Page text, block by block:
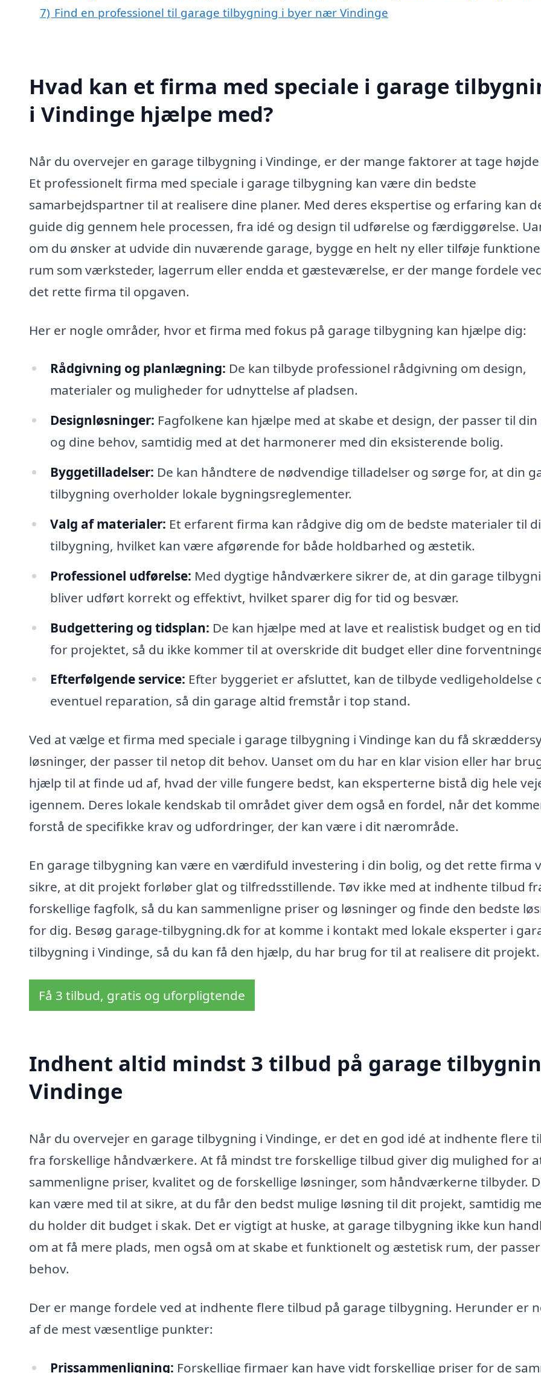
7) Find en professionel til garage tilbygning i byer nær Vindinge
Hvad kan et firma med speciale i garage
i Vindinge hjælpe med?
Når du overvejer en garage tilbygning i Vindinge, er der mange faktorer at tage højde
Et professionelt firma med speciale i garage tilbygning kan være din bedste
samarbejdspartner til at realisere dine planer. Med deres ekspertise og erfaring kan
guide dig gennem hele processen, fra idé og design til udførelse og færdiggørelse.
om du ønsker at udvide din nuværende garage, bygge en helt ny eller tilføje
rum som værksteder, lagerrum eller endda et gæsteværelse, er der mange fordele
det rette firma til opgaven.
Her er nogle områder, hvor et firma med fokus på garage tilbygning kan hjælpe dig:
Rådgivning og planlægning: De kan tilbyde professionel rådgivning om design,
materialer og muligheder for udnyttelse af pladsen.
Designløsninger: Fagfolkene kan hjælpe med at skabe et design, der passer til din
og dine behov, samtidig med at det harmonerer med din eksisterende bolig.
Byggetilladelser: De kan håndtere de nødvendige tilladelser og sørge for, at din
tilbygning overholder lokale bygningsreglementer.
Valg af materialer: Et erfarent firma kan rådgive dig om de bedste materialer til
tilbygning, hvilket kan være afgørende for både holdbarhed og æstetik.
Professionel udførelse: Med dygtige håndværkere sikrer de, at din garage
bliver udført korrekt og effektivt, hvilket sparer dig for tid og besvær.
Budgettering og tidsplan: De kan hjælpe med at lave et realistisk budget og en
for projektet, så du ikke kommer til at overskride dit budget eller dine
Efterfølgende service: Efter byggeriet er afsluttet, kan de tilbyde vedligeholdelse
eventuel reparation, så din garage altid fremstår i top stand.
Ved at vælge et firma med speciale i garage tilbygning i Vindinge kan du få
løsninger, der passer til netop dit behov. Uanset om du har en klar vision eller har
hjælp til at finde ud af, hvad der ville fungere bedst, kan eksperterne bistå dig hele
igennem. Deres lokale kendskab til området giver dem også en fordel, når det
forstå de specifikke krav og udfordringer, der kan være i dit nærområde.
En garage tilbygning kan være en værdifuld investering i din bolig, og det rette firma
sikre, at dit projekt forløber glat og tilfredsstillende. Tøv ikke med at indhente tilbud
forskellige fagfolk, så du kan sammenligne priser og løsninger og finde den bedste
for dig. Besøg garage-tilbygning.dk for at komme i kontakt med lokale eksperter i
tilbygning i Vindinge, så du kan få den hjælp, du har brug for til at realisere dit projekt.
Få 3 tilbud, gratis og uforpligtende
Indhent altid mindst 3 tilbud på garage
Vindinge
Når du overvejer en garage tilbygning i Vindinge, er det en god idé at indhente flere
fra forskellige håndværkere. At få mindst tre forskellige tilbud giver dig mulighed for
sammenligne priser, kvalitet og de forskellige løsninger, som håndværkerne tilbyder.
kan være med til at sikre, at du får den bedst mulige løsning til dit projekt, samtidig
du holder dit budget i skak. Det er vigtigt at huske, at garage tilbygning ikke kun
om at få mere plads, men også om at skabe et funktionelt og æstetisk rum, der
behov.
Der er mange fordele ved at indhente flere tilbud på garage tilbygning. Herunder er
af de mest væsentlige punkter:
Prissammenligning: Forskellige firmaer kan have vidt forskellige priser for de